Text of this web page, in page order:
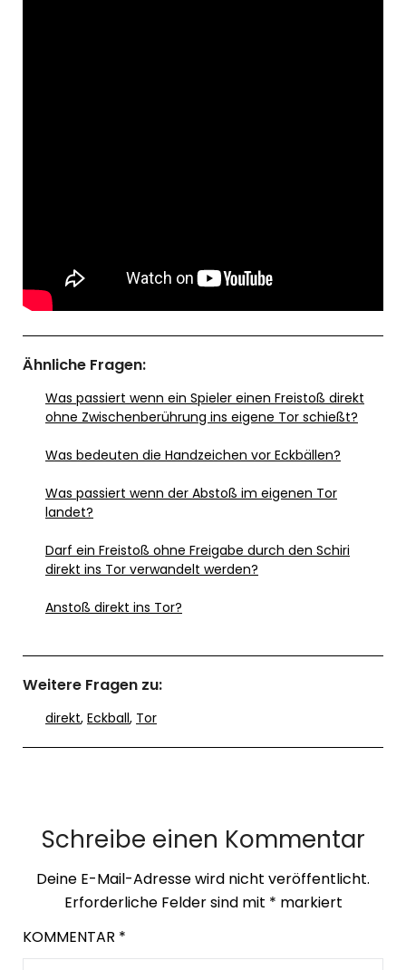
Ähnliche Fragen:
Was passiert wenn ein Spieler einen Freistoß direkt
ohne Zwischenberührung ins eigene Tor schießt?
Was bedeuten die Handzeichen vor Eckbällen?
Was passiert wenn der Abstoß im eigenen Tor
landet?
Darf ein Freistoß ohne Freigabe durch den Schiri
direkt ins Tor verwandelt werden?
Anstoß direkt ins Tor?
Weitere Fragen zu:
direkt, Eckball, Tor
Schreibe einen Kommentar
Deine E-Mail-Adresse wird nicht veröffentlicht.
Erforderliche Felder sind mit * markiert
KOMMENTAR *